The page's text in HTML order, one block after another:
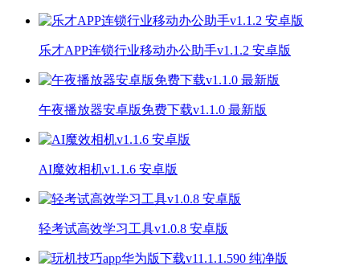
乐才APP连锁行业移动办公助手v1.1.2 安卓版
午夜播放器安卓版免费下载v1.1.0 最新版
AI魔效相机v1.1.6 安卓版
轻考试高效学习工具v1.0.8 安卓版